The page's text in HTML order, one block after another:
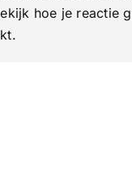
hoe je reactie
.